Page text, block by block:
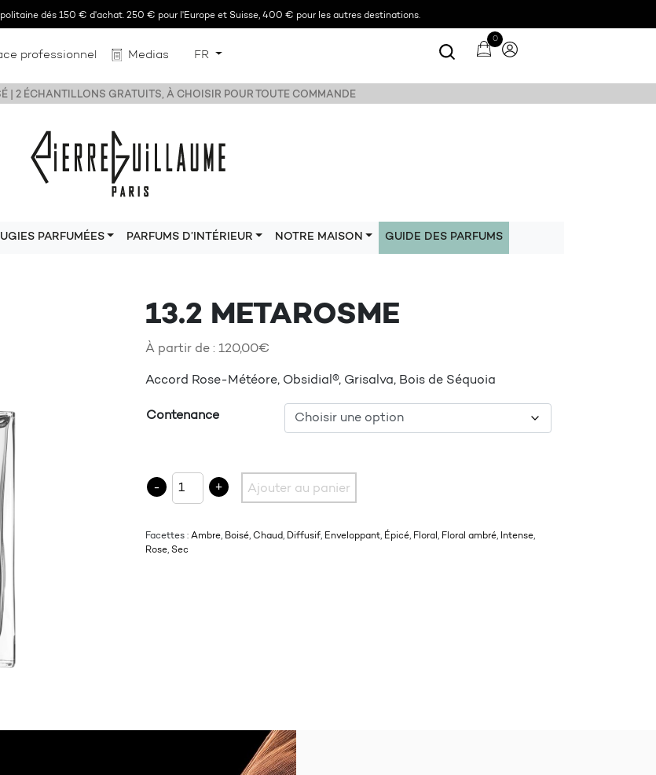
dés 150 € d'achat. 250 € pour l'Europe et Suisse, 400 € pour les autres destinations.
professionnel Medias FR
0
| 2 ÉCHANTILLONS GRATUITS, À CHOISIR POUR TOUTE COMMANDE
PARFUMÉES PARFUMS D’INTÉRIEUR NOTRE MAISON GUIDE DES PARFUMS
13.2 METAROSME
À partir de : 120,00€
Accord Rose-Météore, Obsidial®, Grisalva, Bois de Séquoia
Contenance
quantité de 13.2 METAROSME
- + Ajouter au panier
Facettes : Ambre, Boisé, Chaud, Diffusif, Enveloppant, Épicé, Floral , Floral ambré, Intense,
Rose, Sec